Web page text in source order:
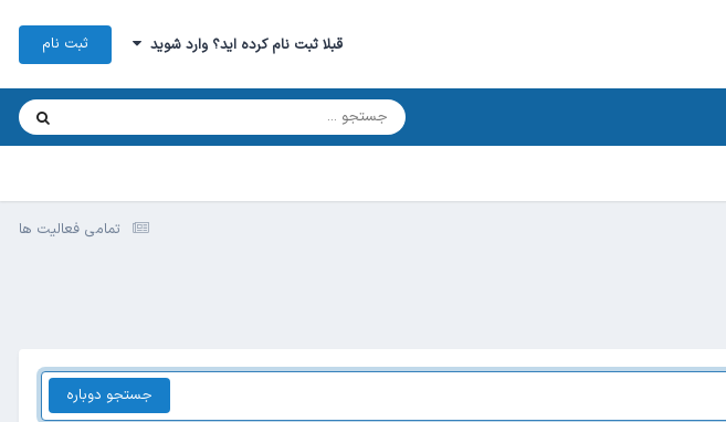
قبلا ثبت نام کرده اید؟ وارد شوید ثبت نام
تمامی فعالیت ها
جستجو دوباره